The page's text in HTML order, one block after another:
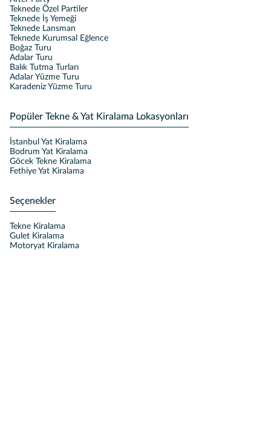
Teknede Özel Partiler
Teknede İş Yemeği
Teknede Lansman
Teknede Kurumsal Eğlence
Boğaz Turu
Adalar Turu
Balık Tutma Turları
Adalar Yüzme Turu
Karadeniz Yüzme Turu
Popüler Tekne & Yat Kiralama Lokasyonları
İstanbul Yat Kiralama
Bodrum Yat Kiralama
Göcek Tekne Kiralama
Fethiye Yat Kiralama
Seçenekler
Tekne Kiralama
Gulet Kiralama
Motoryat Kiralama